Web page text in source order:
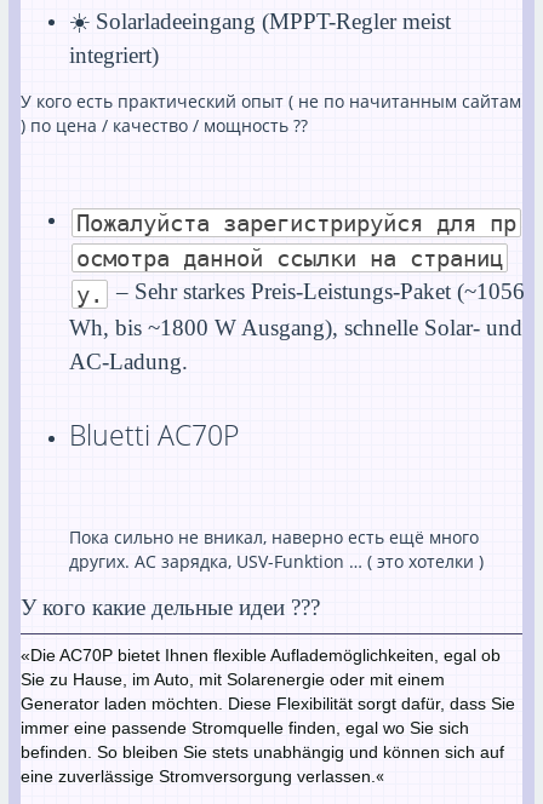
☀️ Solarladeeingang (MPPT-Regler meist
integriert)
У кого есть практический опыт ( не по начитанным сайтам
) по цена / качество / мощность ??
Пожалуйста зарегистрируйся для пр
осмотра данной ссылки на страниц
у.
– Sehr starkes Preis-Leistungs-Paket (~1056
Wh, bis ~1800 W Ausgang), schnelle Solar- und
AC-Ladung.
Bluetti AC70P
Пока сильно не вникал, наверно есть ещё много
других. АС зарядка, USV-Funktion … ( это хотелки )
У кого какие дельные идеи ???
«Die AC70P bietet Ihnen flexible Auflademöglichkeiten, egal ob
Sie zu Hause, im Auto, mit Solarenergie oder mit einem
Generator laden möchten. Diese Flexibilität sorgt dafür, dass Sie
immer eine passende Stromquelle finden, egal wo Sie sich
befinden. So bleiben Sie stets unabhängig und können sich auf
eine zuverlässige Stromversorgung verlassen.«